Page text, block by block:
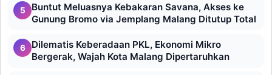
5
Buntut Meluasnya Kebakaran Savana, Akses ke
Gunung Bromo via Jemplang Malang Ditutup Total
6
Dilematis Keberadaan PKL, Ekonomi Mikro
Bergerak, Wajah Kota Malang Dipertaruhkan